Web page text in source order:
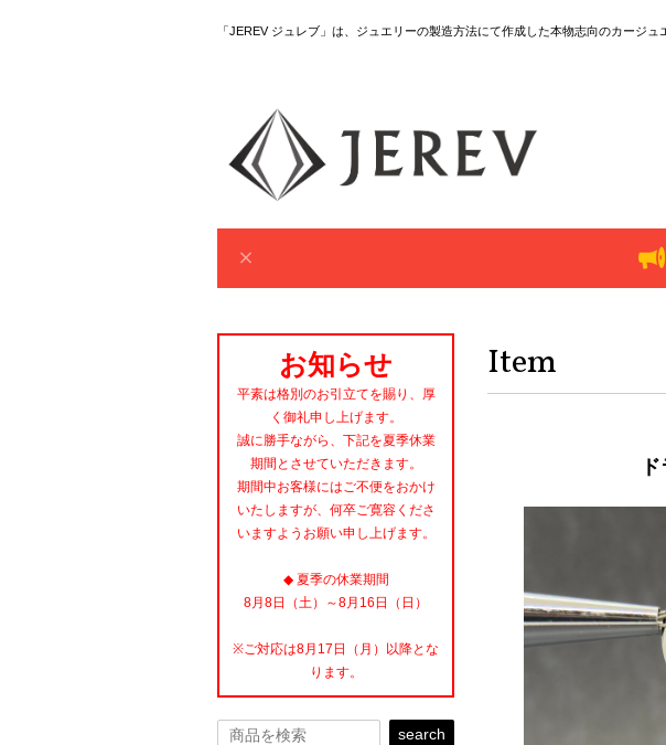
「JEREV ジュレブ」は、ジュエリーの製造方法にて作成した本物志向のカージュ
Item
お知らせ
平素は格別のお引立てを賜り、厚
く御礼申し上げます。
誠に勝手ながら、下記を夏季休業
期間とさせていただきます。
期間中お客様にはご不便をおかけ
いたしますが、何卒ご寛容くださ
いますようお願い申し上げます。
◆ 夏季の休業期間
8月8日（土）～8月16日（日）
※ご対応は8月17日（月）以降とな
ります。
search